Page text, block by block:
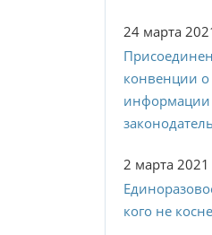
24 марта
конвенции
информации
2 марта 2021
кого не